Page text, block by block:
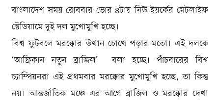
বাংলাদেশ সময় রোববার ভোর ৪টায় নিউ ইয়র্কের মেটলাইফ
স্টেডিয়ামে দুই দল মুখোমুখি হচ্ছে।
বিশ্ব ফুটবলে মরক্কোর উত্থান চোখে পড়ার মতো। এই দলকে
‘আফ্রিকান নতুন ব্রাজিল’ বলা হচ্ছে। পাঁচবারের বিশ্ব
চ্যাম্পিয়নরা এই প্রথমবার মরক্কোর মুখোমুখি হচ্ছে, তা কিন্তু
নয়। আন্তর্জাতিক মঞ্চে এর আগে ব্রাজিল ও মরক্কোর দেখা